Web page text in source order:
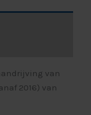
van
2016) van